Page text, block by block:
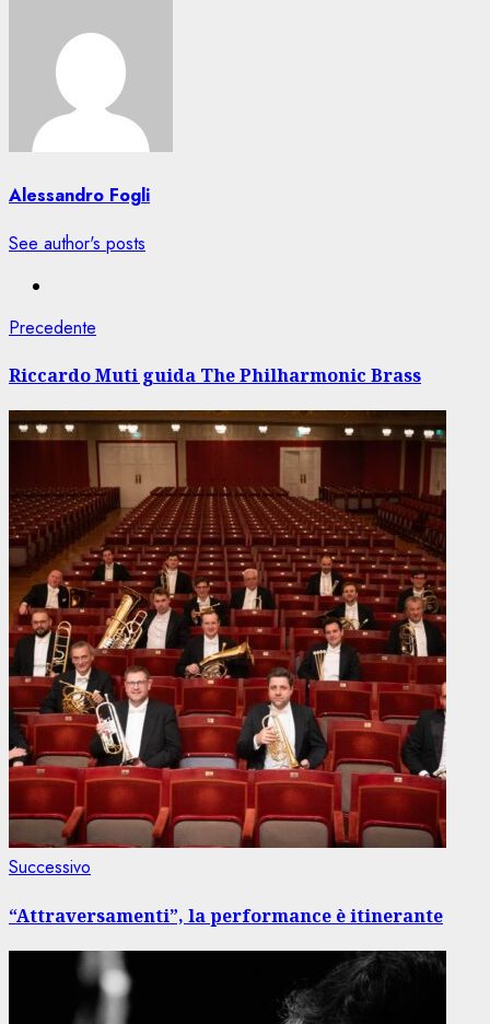
Alessandro Fogli
See author's posts
Navigazione
articolo
Precedente
Riccardo Muti guida The Philharmonic Brass
Successivo
“Attraversamenti”, la performance è itinerante